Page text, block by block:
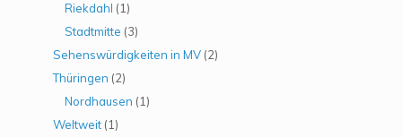
Riekdahl (1)
Stadtmitte (3)
Sehenswürdigkeiten in MV (2)
Thüringen (2)
Nordhausen (1)
Weltweit (1)